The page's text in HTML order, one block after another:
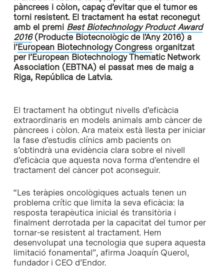
pàncrees i còlon, capaç d’evitar que el tumor es
torni resistent. El tractament ha estat reconegut
amb el premi Best Biotechnology Product Award
2016(Producte Biotecnològic de l'Any 2016) a
l’European Biotechnology Congressorganitzat
per l’European Biotechnology Thematic Network
Association (EBTNA) el passat mes de maig a
Riga, República de Latvia.
El tractament ha obtingut nivells d’eficàcia
extraordinaris en models animals amb càncer de
pàncrees i còlon. Ara mateix està llesta per iniciar
la fase d’estudis clínics amb pacients on
s’obtindrà una evidència clara sobre el nivell
d’eficàcia que aquesta nova forma d’entendre el
tractament del càncer pot aconseguir.
“Les teràpies oncològiques actuals tenen un
problema crític que limita la seva eficàcia: la
resposta terapèutica inicial és transitòria i
finalment derrotada per la capacitat del tumor per
tornar-se resistent al tractament. Hem
desenvolupat una tecnologia que supera aquesta
limitació fonamental”, afirma Joaquín Querol,
fundador i CEO d’Endor.